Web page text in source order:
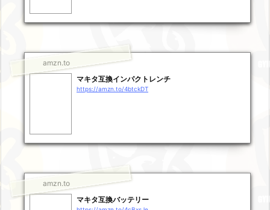
amzn.to
マキタ互換インパクトレンチ
https://amzn.to/4btckDT
amzn.to
マキタ互換バッテリー